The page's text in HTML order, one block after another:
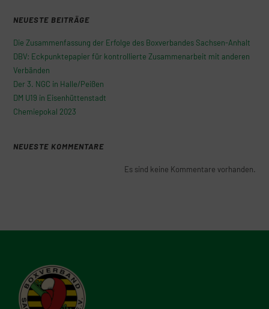
NEUESTE BEITRÄGE
Die Zusammenfassung der Erfolge des Boxverbandes Sachsen-Anhalt
DBV: Eckpunktepapier für kontrollierte Zusammenarbeit mit anderen
Verbänden
Der 3. NGC in Halle/Peißen
DM U19 in Eisenhüttenstadt
Chemiepokal 2023
NEUESTE KOMMENTARE
Es sind keine Kommentare vorhanden.